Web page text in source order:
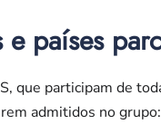
países
que participam de
admitidos no